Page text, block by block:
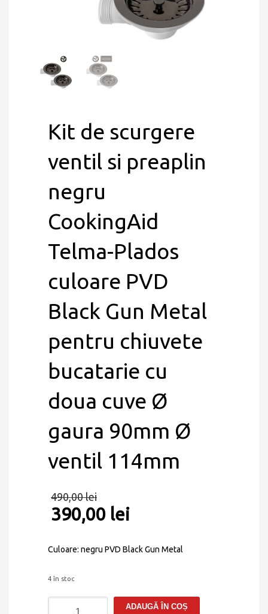
Kit de scurgere
ventil si preaplin
negru
CookingAid
Telma-Plados
culoare PVD
Black Gun Metal
pentru chiuvete
bucatarie cu
doua cuve Ø
gaura 90mm Ø
ventil 114mm
490,00lei
390,00 lei
Culoare: negru PVD Black Gun Metal
4 în stoc
ADAUGĂ ÎN COȘ